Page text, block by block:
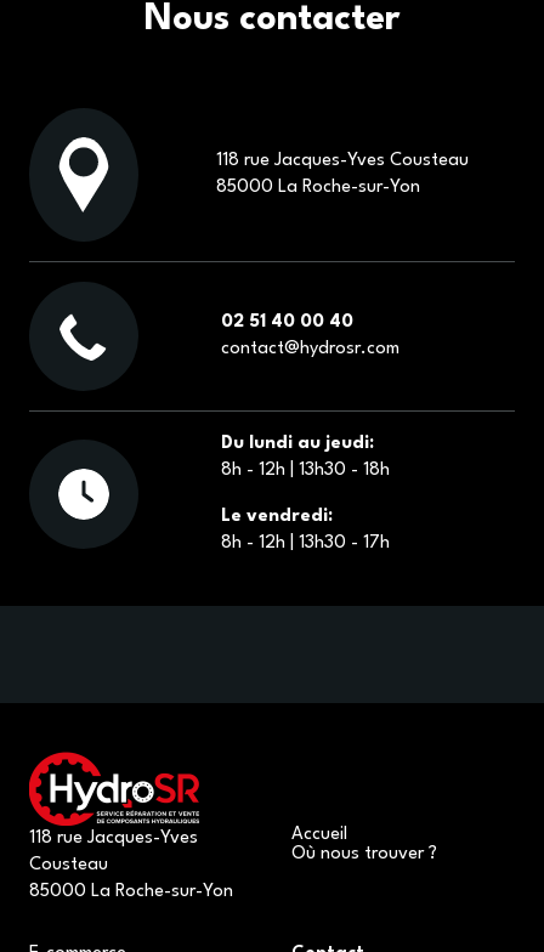
Nous contacter
118 rue Jacques-Yves Cousteau
85000 La Roche-sur-Yon
02 51 40 00 40
contact@hydrosr.com
Du lundi au jeudi:
8h - 12h | 13h30 - 18h
Le vendredi:
8h - 12h | 13h30 - 17h
118 rue Jacques-Yves
Cousteau
85000 La Roche-sur-Yon
Accueil
Où nous trouver ?